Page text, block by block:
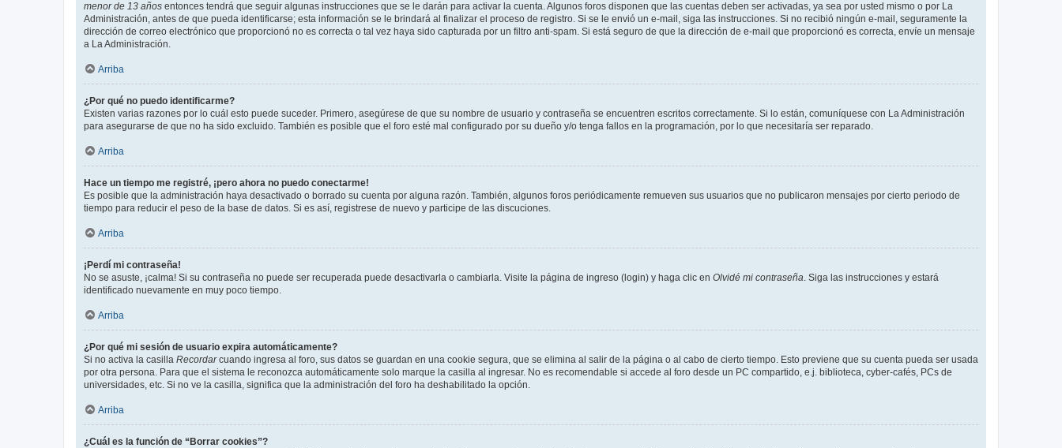
menor de 13 años entonces tendrá que seguir algunas instrucciones que se le darán para activar la cuenta. Algunos foros disponen que las cuentas deben ser activadas, ya sea por usted mismo o por La
Administración, antes de que pueda identificarse; esta información se le brindará al finalizar el proceso de registro. Si se le envió un e-mail, siga las instrucciones. Si no recibió ningún e-mail, seguramente la
dirección de correo electrónico que proporcionó no es correcta o tal vez haya sido capturada por un filtro anti-spam. Si está seguro de que la dirección de e-mail que proporcionó es correcta, envíe un mensaje
a La Administración.
Arriba
¿Por qué no puedo identificarme?
Existen varias razones por lo cuál esto puede suceder. Primero, asegúrese de que su nombre de usuario y contraseña se encuentren escritos correctamente. Si lo están, comuníquese con La Administración
para asegurarse de que no ha sido excluido. También es posible que el foro esté mal configurado por su dueño y/o tenga fallos en la programación, por lo que necesitaría ser reparado.
Arriba
Hace un tiempo me registré, ¡pero ahora no puedo conectarme!
Es posible que la administración haya desactivado o borrado su cuenta por alguna razón. También, algunos foros periódicamente remueven sus usuarios que no publicaron mensajes por cierto periodo de
tiempo para reducir el peso de la base de datos. Si es así, registrese de nuevo y participe de las discuciones.
Arriba
¡Perdí mi contraseña!
No se asuste, ¡calma! Si su contraseña no puede ser recuperada puede desactivarla o cambiarla. Visite la página de ingreso (login) y haga clic en Olvidé mi contraseña. Siga las instrucciones y estará
identificado nuevamente en muy poco tiempo.
Arriba
¿Por qué mi sesión de usuario expira automáticamente?
Si no activa la casilla Recordarcuando ingresa al foro, sus datos se guardan en una cookie segura, que se elimina al salir de la página o al cabo de cierto tiempo. Esto previene que su cuenta pueda ser usada
por otra persona. Para que el sistema le reconozca automáticamente solo marque la casilla al ingresar. No es recomendable si accede al foro desde un PC compartido, e.j. biblioteca, cyber-cafés, PCs de
universidades, etc. Si no ve la casilla, significa que la administración del foro ha deshabilitado la opción.
Arriba
¿Cuál es la función de “Borrar cookies”?